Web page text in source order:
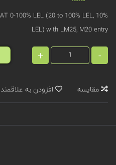
0-100% LEL (20 to 100% LEL, 10%
LEL) with LM25, M20 entry
-
+
مقایسه افزودن به